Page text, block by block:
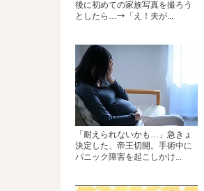
後に初めての家族写真を撮ろう
としたら…→「え！夫が...
「耐えられないかも…」急きょ
決定した、帝王切開。手術中に
パニック障害を起こしかけ...